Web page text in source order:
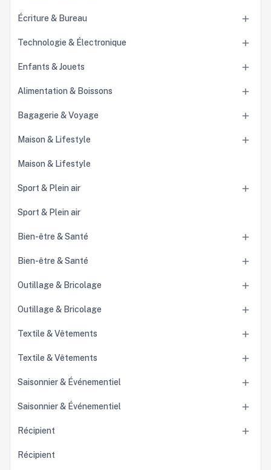
Écriture & Bureau 
Technologie & Électronique 
Enfants & Jouets 
Alimentation & Boissons 
Bagagerie & Voyage 
Maison & Lifestyle 
Maison & Lifestyle
Sport & Plein air 
Sport & Plein air
Bien-être & Santé 
Bien-être & Santé 
Outillage & Bricolage 
Outillage & Bricolage 
Textile & Vêtements 
Textile & Vêtements 
Saisonnier & Événementiel 
Saisonnier & Événementiel 
Récipient 
Récipient